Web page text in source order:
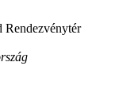
Rendezvénytér